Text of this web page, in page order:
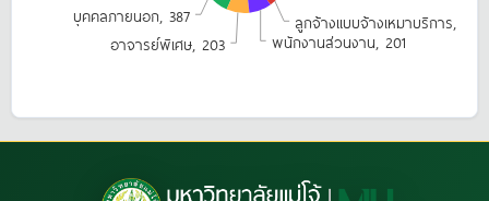
บุคคลภายนอก, 387
อาจารย์พิเศษ, 203
พนักงานส่วนงาน, 201
ลูกจ้างแบบจ้างเหมาบริการ, 98